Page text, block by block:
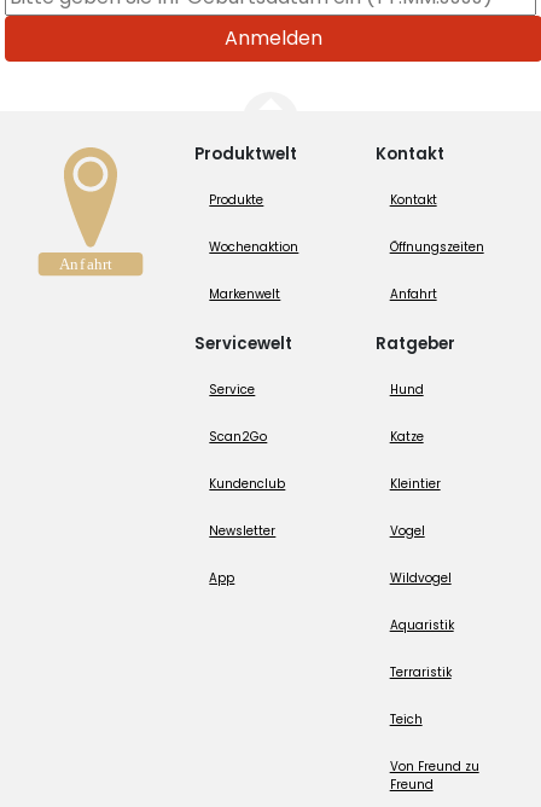
Produktwelt
Produkte
Wochenaktion
Markenwelt
Servicewelt
Service
Scan2Go
Kundenclub
Newsletter
App
Kontakt
Kontakt
Öffnungszeiten
Anfahrt
Ratgeber
Hund
Katze
Kleintier
Vogel
Wildvogel
Aquaristik
Terraristik
Teich
Von Freund zu
Freund